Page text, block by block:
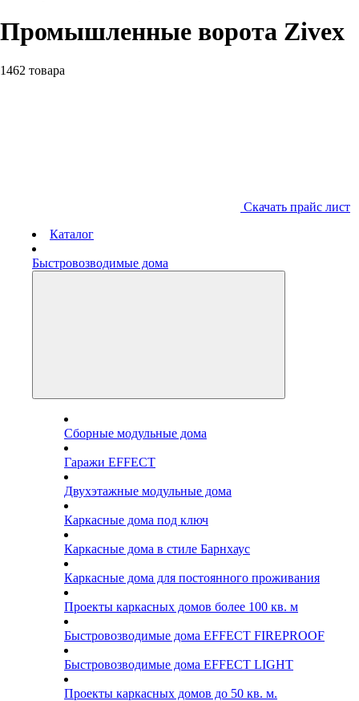
Промышленные ворота Zivex
1462 товара
Скачать прайс лист
Каталог
Быстровозводимые дома
Сборные модульные дома
Гаражи EFFECT
Двухэтажные модульные дома
Каркасные дома под ключ
Каркасные дома в стиле Барнхаус
Каркасные дома для постоянного проживания
Проекты каркасных домов более 100 кв. м
Быстровозводимые дома EFFECT FIREPROOF
Быстровозводимые дома EFFECT LIGHT
Проекты каркасных домов до 50 кв. м.